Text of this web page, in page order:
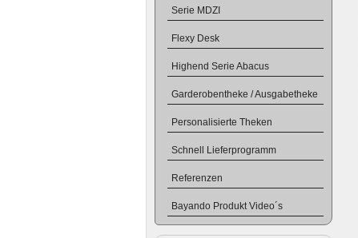
Serie MDZI
Flexy Desk
Highend Serie Abacus
Garderobentheke / Ausgabetheke
Personalisierte Theken
Schnell Lieferprogramm
Referenzen
Bayando Produkt Video´s